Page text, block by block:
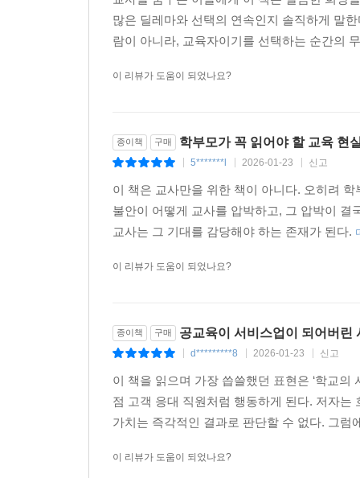
흔들린다. 이러한 환경 속에서 교사는 자신의 교
못한 사건, 혹은 학교 관리자에게 불편을 주지
결국 저자가 말하고자 하는 교사는, 사회적 기
학생에게 올바른 가르침을 위해 노력한다. 저자
주고 있다.
많은 딜레마와 선택의 연속인지 솔직하게 말
람이 아니라, 교육자이기를 선택하는 순간의
이 리뷰가 도움이 되었나요?
종이책 구매 학부모가 꼭 읽어야 할 교육 현
5*******l 2026-01-23 신고
이 책은 교사만을 위한 책이 아니다. 오히려
불안이 어떻게 교사를 압박하고, 그 압박이
교사는 그 기대를 감당해야 하는 존재가 된다.
이 리뷰가 도움이 되었나요?
종이책 구매 공교육이 서비스업이 되어버린
d*********8 2026-01-23 신고
이 책을 읽으며 가장 씁쓸했던 표현은 ‘학교
점 고객 응대 직원처럼 행동하게 된다. 저자
가치는 즉각적인 결과로 판단할 수 없다. 그
이 리뷰가 도움이 되었나요?